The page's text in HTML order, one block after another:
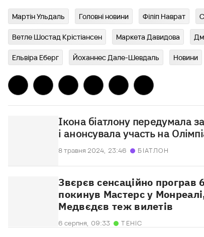
Мартін Ульдаль Головні новини Філіп Наврат
Ветле Шостад Крістіансен Маркета Давидова
Ельвіра Еберг Йоханнес Дале-Шевдаль Новини
Ікона біатлону передумала
і анонсувала участь на
8 травня 2024, 23:46 БІАТЛОН
Звєрєв сенсаційно програв
покинув Мастерс у
Медвєдєв теж вилетів
6 серпня, 09:33 ТЕНІС